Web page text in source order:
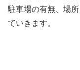
駐車場の有無、場
ていきます。